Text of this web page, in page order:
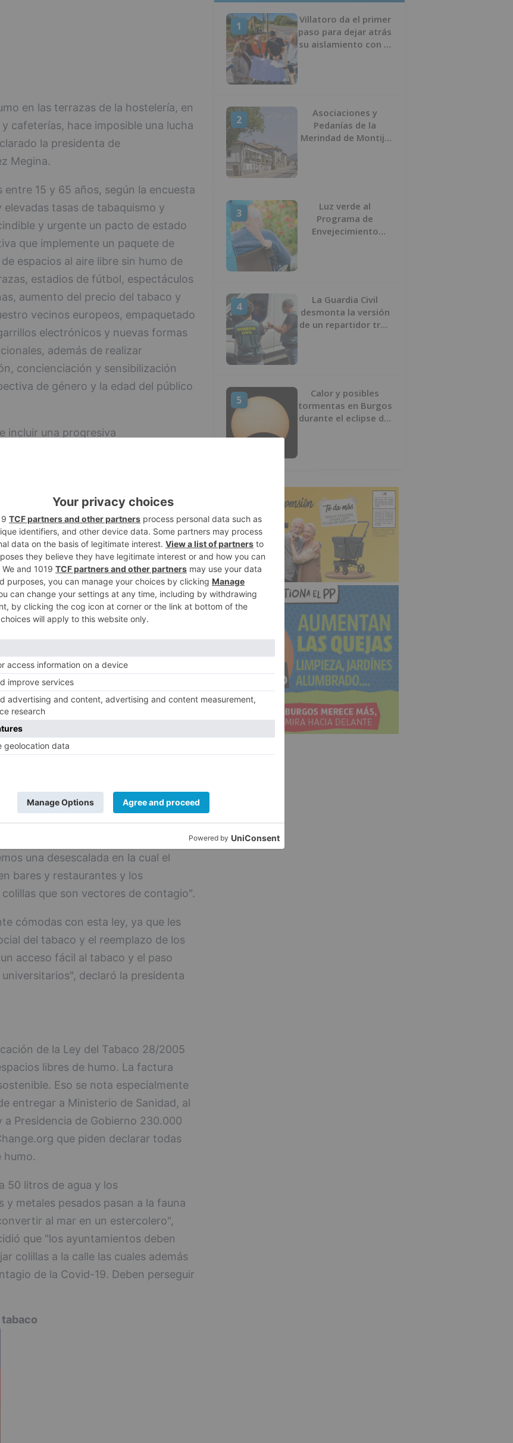
en las terrazas de la hostelería, en
cafeterías, hace imposible una lucha
la presidenta de
Megina.
15 y 65 años, según la encuesta
elevadas tasas de tabaquismo y
y urgente un pacto de estado
que implemente un paquete de
espacios al aire libre sin humo de
estadios de fútbol, espectáculos
aumento del precio del tabaco y
vecinos europeos, empaquetado
electrónicos y nuevas formas
además de realizar
concienciación y sensibilización
de género y la edad del público
incluir una progresiva
necesita de leyes que
no respirar un aire contaminado por
los cimientos para una nueva
asociados" explican desde
y Cirugía Torácica (SEPAR),
y espacios públicos. Su presidente,
"Al fumar y exhalar el humo, ya sea
se expulsan diminutas
carga viral y ser altamente
señalan que el fumador tiene un
bilateral por la acción del SARS-
cuántas muertes se han debido
el brote del nuevo coronavirus. La
una nueva normalidad de
al año, pero además está
pandemia y con el gasto sanitario
UCI". España mantuvo abierto los
el país registraba la mayor
una desescalada en la cual el
bares y restaurantes y los
que son vectores de contagio".
cómodas con esta ley, ya que les
del tabaco y el reemplazo de los
acceso fácil al tabaco y el paso
declaró la presidenta
de la Ley del Tabaco 28/2005
libres de humo. La factura
Eso se nota especialmente
entregar a Ministerio de Sanidad, al
Presidencia de Gobierno 230.000
que piden declarar todas
humo.
50 litros de agua y los
metales pesados pasan a la fauna
al mar en un estercolero",
que "los ayuntamientos deben
colillas a la calle las cuales además
de la Covid-19. Deben perseguir
1
Villatoro da el primer
paso para dejar atrás
su aislamiento con el
2
Asociaciones y
Pedanías de la
Merindad de Montija
3
Luz verde al
Programa de
Envejecimiento
4
La Guardia Civil
desmonta la versión
de un repartidor tras
5
Calor y posibles
tormentas en Burgos
durante el eclipse del